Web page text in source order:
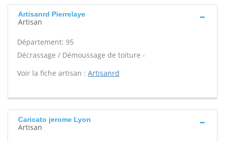
Artisanrd Pierrelaye
Artisan
Département: 95
Décrassage / Démoussage de toiture -
Voir la fiche artisan : Artisanrd
Caricato jerome Lyon
Artisan